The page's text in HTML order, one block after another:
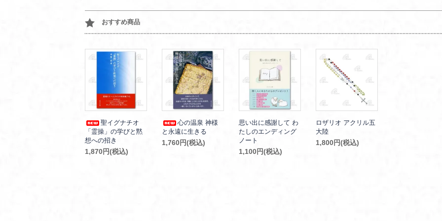
おすすめ商品
聖イグナチオ
「霊操」の学びと黙
想への招き
1,870円(税込)
心の温泉 神様
と永遠に生きる
1,760円(税込)
思い出に感謝して わ
たしのエンディング
ノート
1,100円(税込)
ロザリオ アクリル五
大陸
1,800円(税込)